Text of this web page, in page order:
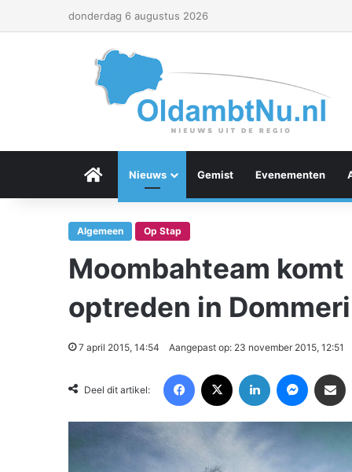
donderdag 6 augustus 2026
Menu Item
Nieuws Gemist Evenementen
Algemeen Op Stap
Moombahteam
optreden in
7 april 2015, 14:54 Aangepast op: 23 november 2015, 12:51
Deel dit artikel: